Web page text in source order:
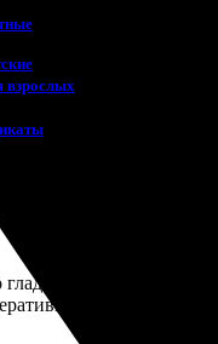
взрослых
на печать фото 15х20.
Заказал печать
без проблем.